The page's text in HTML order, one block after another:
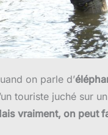
on parle d’
touriste juché sur
vraiment, on peut